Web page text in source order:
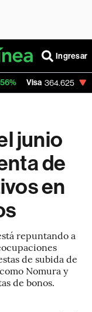
Ingresar
-1.58%
junio
de
en
repuntando a
de subida de
Nomura y
de bonos.